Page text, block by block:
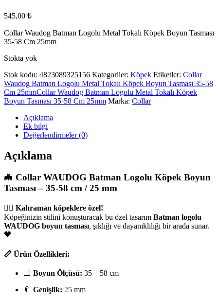
545,00 ₺
Collar Waudog Batman Logolu Metal Tokalı Köpek Boyun Tasması
35-58 Cm 25mm
Stokta yok
Stok kodu: 4823089325156 Kategoriler: Köpek Etiketler: Collar
Waudog Batman Logolu Metal Tokalı Köpek Boyun Tasması 35-58
Cm 25mmCollar Waudog Batman Logolu Metal Tokalı Köpek
Boyun Tasması 35-58 Cm 25mm Marka: Collar
Açıklama
Ek bilgi
Değerlendirmeler (0)
Açıklama
🦇 Collar WAUDOG Batman Logolu Köpek Boyun
Tasması – 35-58 cm / 25 mm
🐕‍🦺 Kahraman köpeklere özel!
Köpeğinizin stilini konuşturacak bu özel tasarım Batman logolu
WAUDOG boyun tasması, şıklığı ve dayanıklılığı bir arada sunar.
🖤
📏 Ürün Özellikleri:
📐 Boyun Ölçüsü: 35 – 58 cm
📎 Genişlik: 25 mm